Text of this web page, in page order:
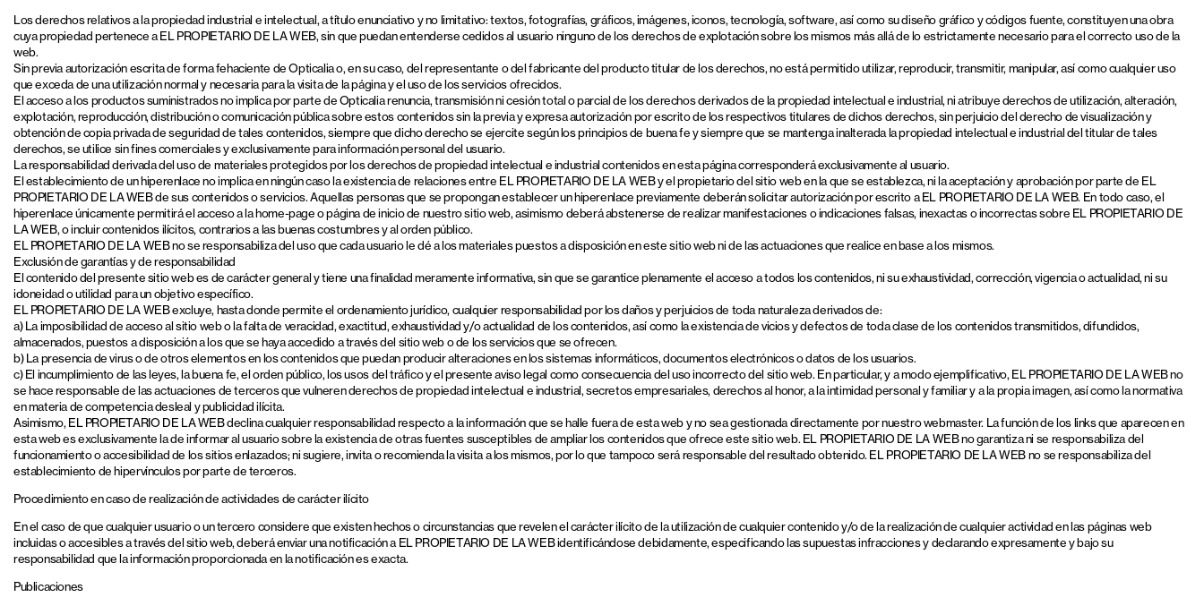
Los derechos relativos a la propiedad industrial e intelectual, a título enunciativo y no limitativo: textos, fotografías, gráficos, imágenes, iconos, tecnología, software, así como su diseño gráfico y códigos fuente, constituyen una obra
cuya propiedad pertenece a EL PROPIETARIO DE LA WEB, sin que puedan entenderse cedidos al usuario ninguno de los derechos de explotación sobre los mismos más allá de lo estrictamente necesario para el correcto uso de la
web.
Sin previa autorización escrita de forma fehaciente de Opticalia o, en su caso, del representante o del fabricante del producto titular de los derechos, no está permitido utilizar, reproducir, transmitir, manipular, así como cualquier uso
que exceda de una utilización normal y necesaria para la visita de la página y el uso de los servicios ofrecidos.
El acceso a los productos suministrados no implica por parte de Opticalia renuncia, transmisión ni cesión total o parcial de los derechos derivados de la propiedad intelectual e industrial, ni atribuye derechos de utilización, alteración,
explotación, reproducción, distribución o comunicación pública sobre estos contenidos sin la previa y expresa autorización por escrito de los respectivos titulares de dichos derechos, sin perjuicio del derecho de visualización y
obtención de copia privada de seguridad de tales contenidos, siempre que dicho derecho se ejercite según los principios de buena fe y siempre que se mantenga inalterada la propiedad intelectual e industrial del titular de tales
derechos, se utilice sin fines comerciales y exclusivamente para información personal del usuario.
La responsabilidad derivada del uso de materiales protegidos por los derechos de propiedad intelectual e industrial contenidos en esta página corresponderá exclusivamente al usuario.
El establecimiento de un hiperenlace no implica en ningún caso la existencia de relaciones entre EL PROPIETARIO DE LA WEB y el propietario del sitio web en la que se establezca, ni la aceptación y aprobación por parte de EL
PROPIETARIO DE LA WEB de sus contenidos o servicios. Aquellas personas que se propongan establecer un hiperenlace previamente deberán solicitar autorización por escrito a EL PROPIETARIO DE LA WEB. En todo caso, el
hiperenlace únicamente permitirá el acceso a la home-page o página de inicio de nuestro sitio web, asimismo deberá abstenerse de realizar manifestaciones o indicaciones falsas, inexactas o incorrectas sobre EL PROPIETARIO DE
LA WEB, o incluir contenidos ilícitos, contrarios a las buenas costumbres y al orden público.
EL PROPIETARIO DE LA WEB no se responsabiliza del uso que cada usuario le dé a los materiales puestos a disposición en este sitio web ni de las actuaciones que realice en base a los mismos.
Exclusión de garantías y de responsabilidad
El contenido del presente sitio web es de carácter general y tiene una finalidad meramente informativa, sin que se garantice plenamente el acceso a todos los contenidos, ni su exhaustividad, corrección, vigencia o actualidad, ni su
idoneidad o utilidad para un objetivo específico.
EL PROPIETARIO DE LA WEB excluye, hasta donde permite el ordenamiento jurídico, cualquier responsabilidad por los daños y perjuicios de toda naturaleza derivados de:
a) La imposibilidad de acceso al sitio web o la falta de veracidad, exactitud, exhaustividad y/o actualidad de los contenidos, así como la existencia de vicios y defectos de toda clase de los contenidos transmitidos, difundidos,
almacenados, puestos a disposición a los que se haya accedido a través del sitio web o de los servicios que se ofrecen.
b) La presencia de virus o de otros elementos en los contenidos que puedan producir alteraciones en los sistemas informáticos, documentos electrónicos o datos de los usuarios.
c) El incumplimiento de las leyes, la buena fe, el orden público, los usos del tráfico y el presente aviso legal como consecuencia del uso incorrecto del sitio web. En particular, y a modo ejemplificativo, EL PROPIETARIO DE LA WEB no
se hace responsable de las actuaciones de terceros que vulneren derechos de propiedad intelectual e industrial, secretos empresariales, derechos al honor, a la intimidad personal y familiar y a la propia imagen, así como la normativa
en materia de competencia desleal y publicidad ilícita.
Asimismo, EL PROPIETARIO DE LA WEB declina cualquier responsabilidad respecto a la información que se halle fuera de esta web y no sea gestionada directamente por nuestro webmaster. La función de los links que aparecen en
esta web es exclusivamente la de informar al usuario sobre la existencia de otras fuentes susceptibles de ampliar los contenidos que ofrece este sitio web. EL PROPIETARIO DE LA WEB no garantiza ni se responsabiliza del
funcionamiento o accesibilidad de los sitios enlazados; ni sugiere, invita o recomienda la visita a los mismos, por lo que tampoco será responsable del resultado obtenido. EL PROPIETARIO DE LA WEB no se responsabiliza del
establecimiento de hipervínculos por parte de terceros.
Procedimiento en caso de realización de actividades de carácter ilícito
En el caso de que cualquier usuario o un tercero considere que existen hechos o circunstancias que revelen el carácter ilícito de la utilización de cualquier contenido y/o de la realización de cualquier actividad en las páginas web
incluidas o accesibles a través del sitio web, deberá enviar una notificación a EL PROPIETARIO DE LA WEB identificándose debidamente, especificando las supuestas infracciones y declarando expresamente y bajo su
responsabilidad que la información proporcionada en la notificación es exacta.
Publicaciones